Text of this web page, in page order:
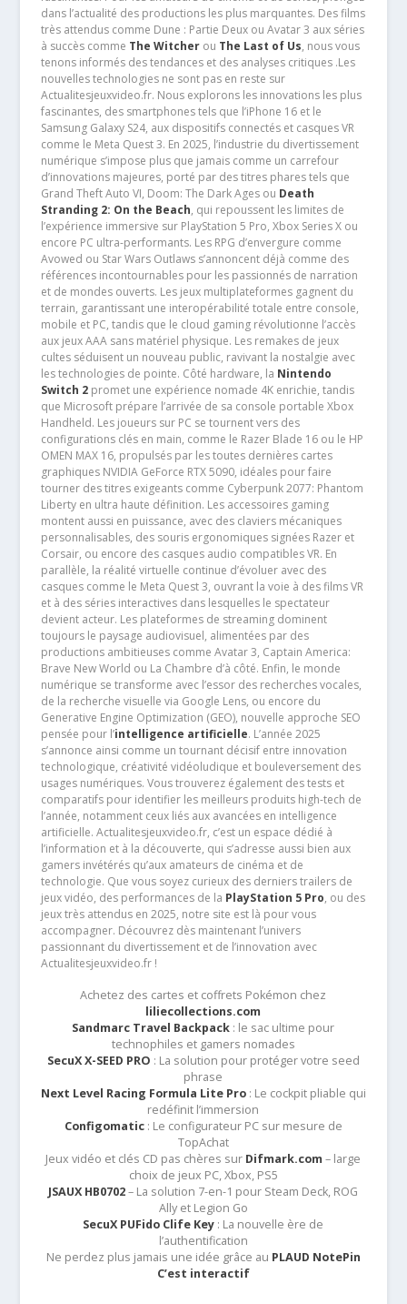
dans l’actualité des productions les plus marquantes. Des films
très attendus comme Dune : Partie Deux ou Avatar 3 aux séries
à succès comme The Witcherou The Last of Us, nous vous
tenons informés des tendances et des analyses critiques .Les
nouvelles technologies ne sont pas en reste sur
Actualitesjeuxvideo.fr. Nous explorons les innovations les plus
fascinantes, des smartphones tels que l’iPhone 16 et le
Samsung Galaxy S24, aux dispositifs connectés et casques VR
comme le Meta Quest 3. En 2025, l’industrie du divertissement
numérique s’impose plus que jamais comme un carrefour
d’innovations majeures, porté par des titres phares tels que
Grand Theft Auto VI, Doom: The Dark Ages ou Death
Stranding 2: On the Beach, qui repoussent les limites de
l’expérience immersive sur PlayStation 5 Pro, Xbox Series X ou
encore PC ultra-performants. Les RPG d’envergure comme
Avowed ou Star Wars Outlaws s’annoncent déjà comme des
références incontournables pour les passionnés de narration
et de mondes ouverts. Les jeux multiplateformes gagnent du
terrain, garantissant une interopérabilité totale entre console,
mobile et PC, tandis que le cloud gaming révolutionne l’accès
aux jeux AAA sans matériel physique. Les remakes de jeux
cultes séduisent un nouveau public, ravivant la nostalgie avec
les technologies de pointe. Côté hardware, la Nintendo
Switch 2promet une expérience nomade 4K enrichie, tandis
que Microsoft prépare l’arrivée de sa console portable Xbox
Handheld. Les joueurs sur PC se tournent vers des
configurations clés en main, comme le Razer Blade 16 ou le HP
OMEN MAX 16, propulsés par les toutes dernières cartes
graphiques NVIDIA GeForce RTX 5090, idéales pour faire
tourner des titres exigeants comme Cyberpunk 2077: Phantom
Liberty en ultra haute définition. Les accessoires gaming
montent aussi en puissance, avec des claviers mécaniques
personnalisables, des souris ergonomiques signées Razer et
Corsair, ou encore des casques audio compatibles VR. En
parallèle, la réalité virtuelle continue d’évoluer avec des
casques comme le Meta Quest 3, ouvrant la voie à des films VR
et à des séries interactives dans lesquelles le spectateur
devient acteur. Les plateformes de streaming dominent
toujours le paysage audiovisuel, alimentées par des
productions ambitieuses comme Avatar 3, Captain America:
Brave New World ou La Chambre d’à côté. Enfin, le monde
numérique se transforme avec l’essor des recherches vocales,
de la recherche visuelle via Google Lens, ou encore du
Generative Engine Optimization (GEO), nouvelle approche SEO
pensée pour l’intelligence artificielle. L’année 2025
s’annonce ainsi comme un tournant décisif entre innovation
technologique, créativité vidéoludique et bouleversement des
usages numériques. Vous trouverez également des tests et
comparatifs pour identifier les meilleurs produits high-tech de
l’année, notamment ceux liés aux avancées en intelligence
artificielle. Actualitesjeuxvideo.fr, c’est un espace dédié à
l’information et à la découverte, qui s’adresse aussi bien aux
gamers invétérés qu’aux amateurs de cinéma et de
technologie. Que vous soyez curieux des derniers trailers de
jeux vidéo, des performances de la PlayStation 5 Pro, ou des
jeux très attendus en 2025, notre site est là pour vous
accompagner. Découvrez dès maintenant l’univers
passionnant du divertissement et de l’innovation avec
Actualitesjeuxvideo.fr !
Achetez des cartes et coffrets Pokémon chez
liliecollections.com
Sandmarc Travel Backpack : le sac ultime pour
technophiles et gamers nomades
SecuX X-SEED PRO : La solution pour protéger votre seed
phrase
Next Level Racing Formula Lite Pro: Le cockpit pliable qui
redéfinit l’immersion
Configomatic: Le configurateur PC sur mesure de
TopAchat
Jeux vidéo et clés CD pas chères sur Difmark.com – large
choix de jeux PC, Xbox, PS5
JSAUX HB0702– La solution 7-en-1 pour Steam Deck, ROG
Ally et Legion Go
SecuX PUFido Clife Key : La nouvelle ère de
l’authentification
Ne perdez plus jamais une idée grâce au PLAUD NotePin
C’est interactif